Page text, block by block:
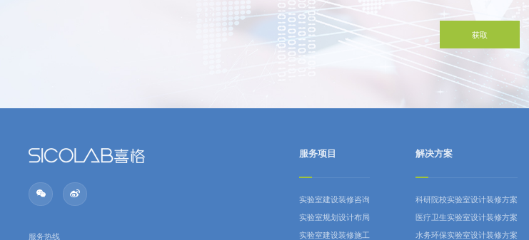
服务热线
服务项目
实验室建设装修咨询
实验室规划设计布局
实验室建设装修施工
解决方案
科研院校实验室设计装修方案
医疗卫生实验室设计装修方案
水务环保实验室设计装修方案